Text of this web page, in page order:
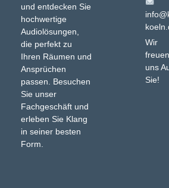
und entdecken Sie
hochwertige
Audiolösungen,
die perfekt zu
Ihren Räumen und
Ansprüchen
passen. Besuchen
Sie unser
Fachgeschäft und
erleben Sie Klang
in seiner besten
Form.
Wir
freuen
uns
Sie!